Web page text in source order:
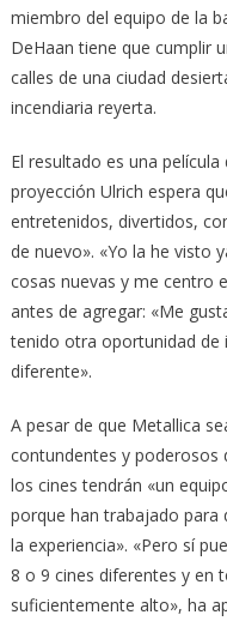
miembro del equipo de la
DeHaan tiene que cumplir
calles de una ciudad
incendiaria reyerta.
El resultado es una
proyección Ulrich espera
entretenidos, divertidos,
de nuevo». «Yo la he visto
cosas nuevas y me centro
antes de agregar: «Me
tenido otra oportunidad de
diferente».
A pesar de que Metallica
contundentes y poderosos
los cines tendrán «un
porque han trabajado para
la experiencia». «Pero sí
8 o 9 cines diferentes y en
suficientemente alto», ha